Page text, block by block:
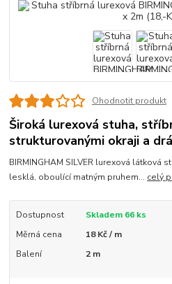
Ohodnotit produkt
Široká lurexová stuha,
strukturovanými okraji a
BIRMINGHAM SILVER lurexová látková
lesklá, oboulící matným pruhem... celý
Dostupnost
Skladem 66 ks
Měrná cena
18 Kč / m
Balení
2 m